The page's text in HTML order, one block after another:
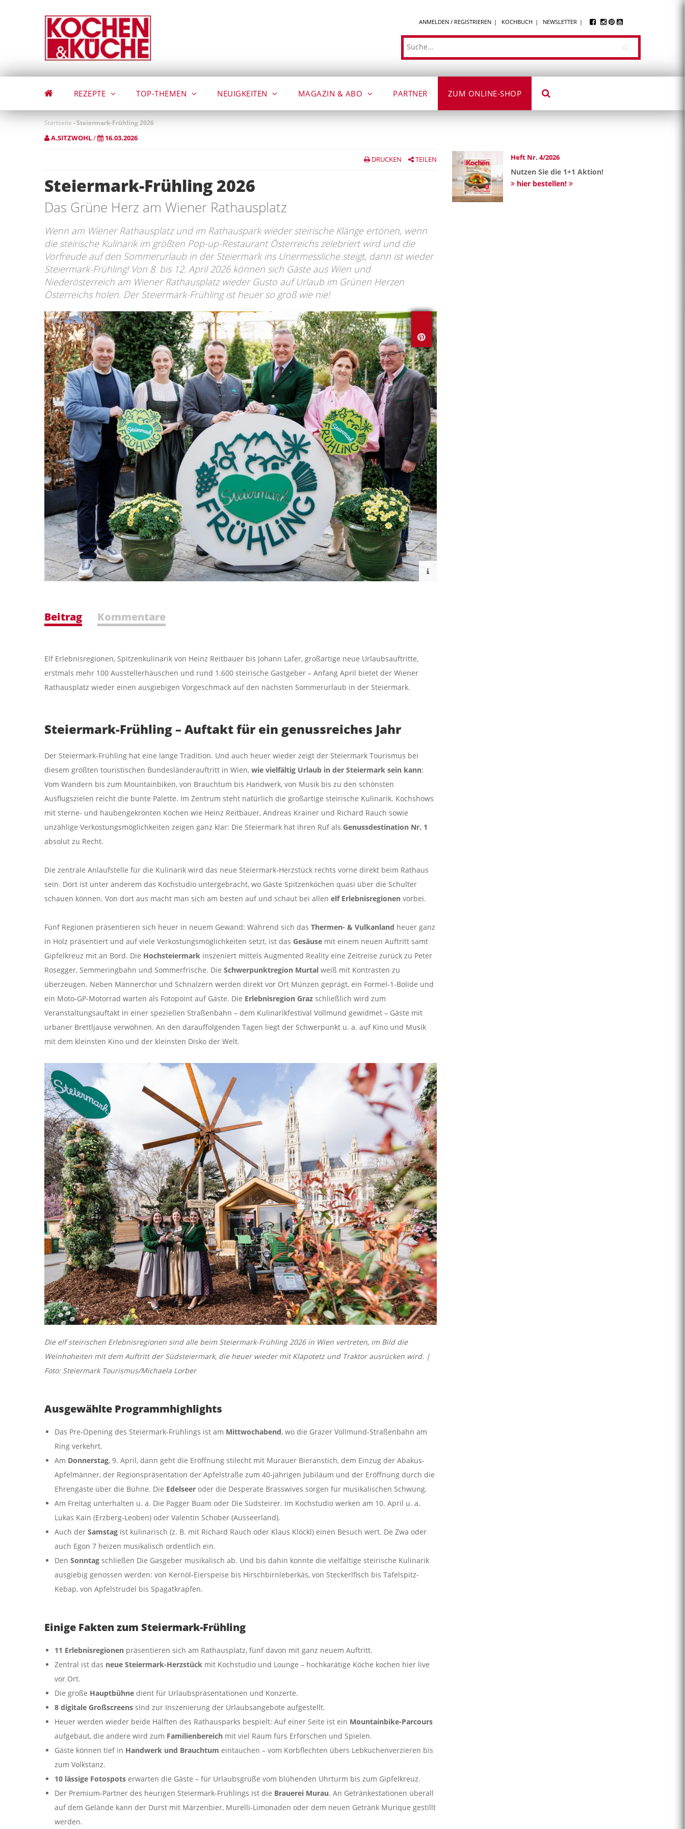
ANMELDEN / REGISTRIEREN KOCHBUCH NEWSLETTER
Suche
REZEPTE TOP-THEMEN NEUIGKEITEN MAGAZIN & ABO PARTNER ZUM ONLINE-SHOP
Startseite -Steiermark-Frühling 2026
A.SITZWOHL/ 16.03.2026
DRUCKEN TEILEN
Steiermark-Frühling 2026
Das Grüne Herz am Wiener Rathausplatz
Wenn am Wiener Rathausplatz und im Rathauspark wieder steirische Klänge ertönen, wenn
die steirische Kulinarik im größten Pop-up-Restaurant Österreichs zelebriert wird und die
Vorfreude auf den Sommerurlaub in der Steiermark ins Unermessliche steigt, dann ist wieder
Steiermark-Frühling! Von 8. bis 12. April 2026 können sich Gäste aus Wien und
Niederösterreich am Wiener Rathausplatz wieder Gusto auf Urlaub im Grünen Herzen
Österreichs holen. Der Steiermark-Frühling ist heuer so groß wie nie!
Beitrag Kommentare
Elf Erlebnisregionen, Spitzenkulinarik von Heinz Reitbauer bis Johann Lafer, großartige neue Urlaubsauftritte,
erstmals mehr 100 Ausstellerhäuschen und rund 1.600 steirische Gastgeber – Anfang April bietet der Wiener
Rathausplatz wieder einen ausgiebigen Vorgeschmack auf den nächsten Sommerurlaub in der Steiermark.
Steiermark-Frühling – Auftakt für ein genussreiches Jahr
Der Steiermark-Frühling hat eine lange Tradition. Und auch heuer wieder zeigt der Steiermark Tourismus bei
diesem größten touristischen Bundesländerauftritt in Wien, wie vielfältig Urlaub in der Steiermark sein kann:
Vom Wandern bis zum Mountainbiken, von Brauchtum bis Handwerk, von Musik bis zu den schönsten
Ausflugszielen reicht die bunte Palette. Im Zentrum steht natürlich die großartige steirische Kulinarik. Kochshows
mit sterne- und haubengekrönten Köchen wie Heinz Reitbauer, Andreas Krainer und Richard Rauch sowie
unzählige Verkostungsmöglichkeiten zeigen ganz klar: Die Steiermark hat ihren Ruf als Genussdestination Nr. 1
absolut zu Recht.
Die zentrale Anlaufstelle für die Kulinarik wird das neue Steiermark-Herzstück rechts vorne direkt beim Rathaus
sein. Dort ist unter anderem das Kochstudio untergebracht, wo Gäste Spitzenköchen quasi über die Schulter
schauen können. Von dort aus macht man sich am besten auf und schaut bei allen elf Erlebnisregionen vorbei.
Fünf Regionen präsentieren sich heuer in neuem Gewand: Während sich das Thermen- & Vulkanland heuer ganz
in Holz präsentiert und auf viele Verkostungsmöglichkeiten setzt, ist das Gesäuse mit einem neuen Auftritt samt
Gipfelkreuz mit an Bord. Die Hochsteiermark inszeniert mittels Augmented Reality eine Zeitreise zurück zu Peter
Rosegger, Semmeringbahn und Sommerfrische. Die Schwerpunktregion Murtal weiß mit Kontrasten zu
überzeugen. Neben Männerchor und Schnalzern werden direkt vor Ort Münzen geprägt, ein Formel-1-Bolide und
ein Moto-GP-Motorrad warten als Fotopoint auf Gäste. Die Erlebnisregion Graz schließlich wird zum
Veranstaltungsauftakt in einer speziellen Straßenbahn – dem Kulinarikfestival Vollmund gewidmet – Gäste mit
urbaner Brettljause verwöhnen. An den darauffolgenden Tagen liegt der Schwerpunkt u. a. auf Kino und Musik
mit dem kleinsten Kino und der kleinsten Disko der Welt.
Die elf steirischen Erlebnisregionen sind alle beim Steiermark-Frühling 2026 in Wien vertreten, im Bild die
Weinhoheiten mit dem Auftritt der Südsteiermark, die heuer wieder mit Klapotetz und Traktor ausrücken wird. |
Foto: Steiermark Tourismus/Michaela Lorber
Ausgewählte Programmhighlights
Das Pre-Opening des Steiermark-Frühlings ist am Mittwochabend, wo die Grazer Vollmund-Straßenbahn am
Ring verkehrt.
Am Donnerstag, 9. April, dann geht die Eröffnung stilecht mit Murauer Bieranstich, dem Einzug der Abakus-
Apfelmänner, der Regionspräsentation der Apfelstraße zum 40-jährigen Jubiläum und der Eröffnung durch die
Ehrengäste über die Bühne. Die Edelseer oder die Desperate Brasswives sorgen für musikalischen Schwung.
Am Freitag unterhalten u. a. Die Pagger Buam oder Die Südsteirer. Im Kochstudio werken am 10. April u. a.
Lukas Kain (Erzberg-Leoben) oder Valentin Schober (Ausseerland).
Auch der Samstag ist kulinarisch (z. B. mit Richard Rauch oder Klaus Klöckl) einen Besuch wert. De Zwa oder
auch Egon 7 heizen musikalisch ordentlich ein.
Den Sonntag schließen Die Gasgeber musikalisch ab. Und bis dahin konnte die vielfältige steirische Kulinarik
ausgiebig genossen werden: von Kernöl-Eierspeise bis Hirschbirnleberkäs, von Steckerlfisch bis Tafelspitz-
Kebap, von Apfelstrudel bis Spagatkrapfen.
Einige Fakten zum Steiermark-Frühling
11 Erlebnisregionen präsentieren sich am Rathausplatz, fünf davon mit ganz neuem Auftritt.
Zentral ist das neue Steiermark-Herzstück mit Kochstudio und Lounge – hochkarätige Köche kochen hier live
vor Ort.
Die große Hauptbühne dient für Urlaubspräsentationen und Konzerte.
8 digitale Großscreens sind zur Inszenierung der Urlaubsangebote aufgestellt.
Heuer werden wieder beide Hälften des Rathausparks bespielt: Auf einer Seite ist ein Mountainbike-Parcours
aufgebaut, die andere wird zum Familienbereich mit viel Raum fürs Erforschen und Spielen.
Gäste können tief in Handwerk und Brauchtum eintauchen – vom Korbflechten übers Lebkuchenverzieren bis
zum Volkstanz.
10 lässige Fotospots erwarten die Gäste – für Urlaubsgrüße vom blühenden Uhrturm bis zum Gipfelkreuz.
Der Premium-Partner des heurigen Steiermark-Frühlings ist die Brauerei Murau. An Getränkestationen überall
auf dem Gelände kann der Durst mit Märzenbier, Murelli-Limonaden oder dem neuen Getränk Murique gestillt
werden.
Heft Nr. 4/2026
Nutzen Sie die 1+1 Aktion!
hier bestellen!